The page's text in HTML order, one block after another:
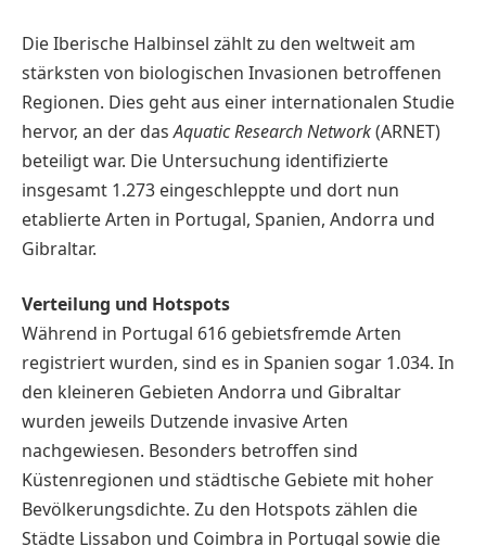
Die Iberische Halbinsel zählt zu den weltweit am
stärksten von biologischen Invasionen betroffenen
Regionen. Dies geht aus einer internationalen Studie
hervor, an der dasAquatic Research Network(ARNET)
beteiligt war. Die Untersuchung identifizierte
insgesamt 1.273 eingeschleppte und dort nun
etablierte Arten in Portugal, Spanien, Andorra und
Gibraltar.
Verteilung und Hotspots
Während in Portugal 616 gebietsfremde Arten
registriert wurden, sind es in Spanien sogar 1.034. In
den kleineren Gebieten Andorra und Gibraltar
wurden jeweils Dutzende invasive Arten
nachgewiesen. Besonders betroffen sind
Küstenregionen und städtische Gebiete mit hoher
Bevölkerungsdichte. Zu den Hotspots zählen die
Städte Lissabon und Coimbra in Portugal sowie die